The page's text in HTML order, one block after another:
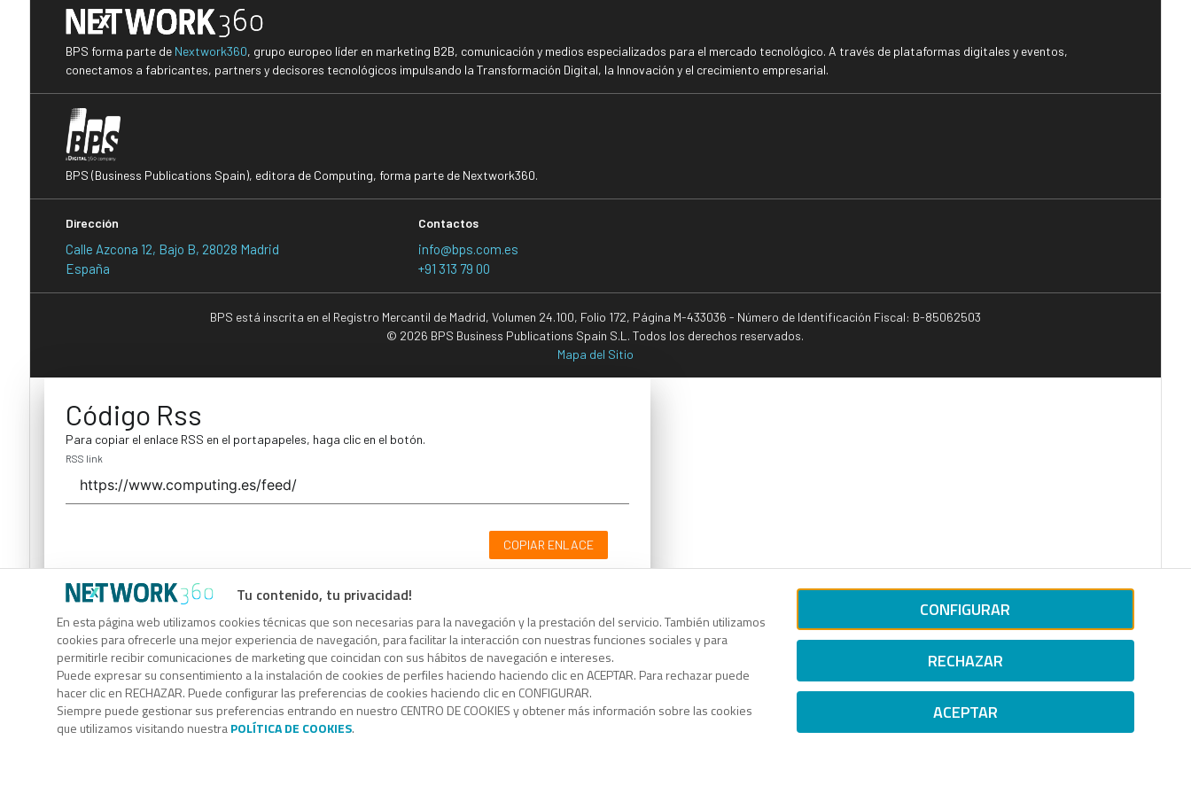
Tu contenido, tu privacidad!
En esta página web utilizamos cookies técnicas que son necesarias para la navegación y la prestación del servicio. También utilizamos
cookies para ofrecerle una mejor experiencia de navegación, para facilitar la interacción con nuestras funciones sociales y para
permitirle recibir comunicaciones de marketing que coincidan con sus hábitos de navegación e intereses.
Puede expresar su consentimiento a la instalación de cookies de perfiles haciendo haciendo clic en ACEPTAR. Para rechazar puede
hacer clic en RECHAZAR. Puede configurar las preferencias de cookies haciendo clic en CONFIGURAR.
Siempre puede gestionar sus preferencias entrando en nuestro CENTRO DE COOKIES y obtener más información sobre las cookies
que utilizamos visitando nuestraPOLÍTICA DE COOKIES.
CONFIGURAR
RECHAZAR
ACEPTAR
BPS forma parte de Nextwork360, grupo europeo líder en marketing B2B, comunicación y medios especializados para el mercado tecnológico. A través de plataformas digitales y eventos,
conectamos a fabricantes, partners y decisores tecnológicos impulsando la Transformación Digital, la Innovación y el crecimiento empresarial.
BPS (Business Publications Spain), editora de Computing, forma parte de Nextwork360.
Dirección
Calle Azcona 12, Bajo B, 28028 Madrid
España
Contactos
info@bps.com.es
+91 313 79 00
BPS está inscrita en el Registro Mercantil de Madrid, Volumen 24.100, Folio 172, Página M-433036 - Número de Identificación Fiscal: B-85062503
© 2026 BPS Business Publications Spain S.L. Todos los derechos reservados.
Mapa del Sitio
Código Rss
Para copiar el enlace RSS en el portapapeles, haga clic en el botón.
RSS link
COPIAR ENLACE
Código Rss
Para copiar el enlace RSS en el portapapeles, haga clic en el botón.